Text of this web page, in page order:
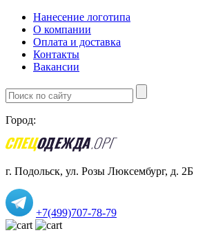
Нанесение логотипа
О компании
Оплата и доставка
Контакты
Вакансии
Город:
г. Подольск, ул. Розы Люксембург, д. 2Б
+7(499)707-78-79